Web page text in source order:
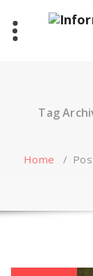
content
Tag
Home /